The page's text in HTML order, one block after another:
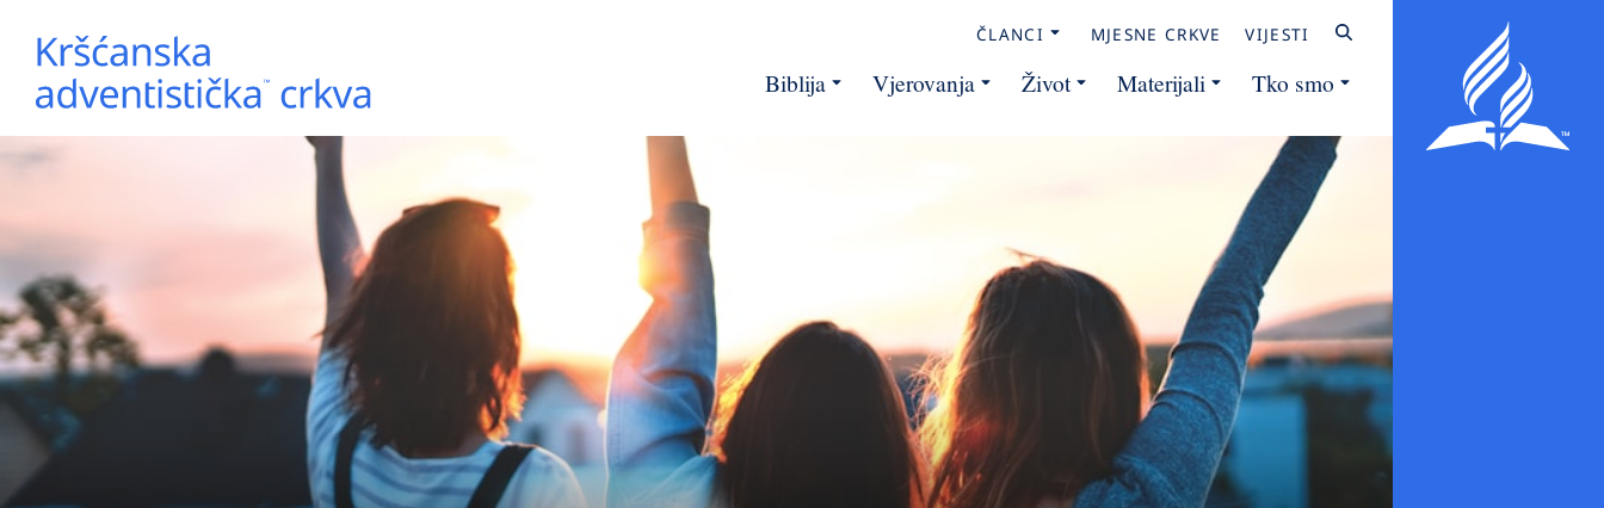
ČLANCI MJESNE CRKVE VIJESTI
Biblija Vjerovanja Život Materijali Tko smo